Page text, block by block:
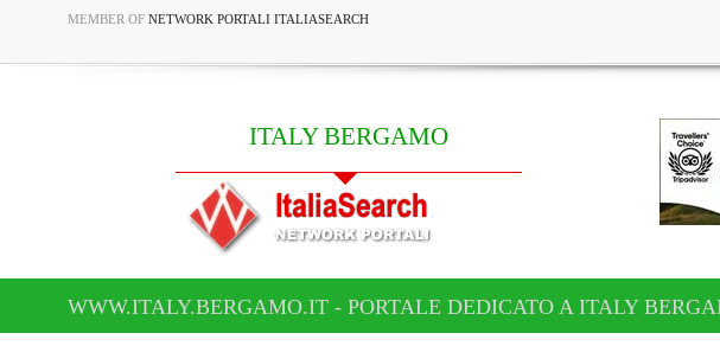
MEMBER OF NETWORK PORTALI ITALIASEARCH
ITALY BERGAMO
WWW.ITALY.BERGAMO.IT - PORTALE DEDICATO A ITALY